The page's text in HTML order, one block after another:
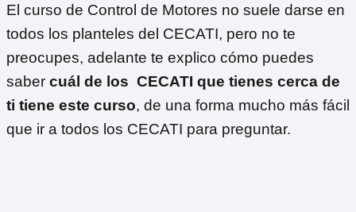
El curso de Control de Motores no suele darse en
todos los planteles del CECATI, pero no te
preocupes, adelante te explico cómo puedes
saber cuál de los CECATI que tienes cerca de
ti tiene este curso, de una forma mucho más fácil
que ir a todos los CECATI para preguntar.